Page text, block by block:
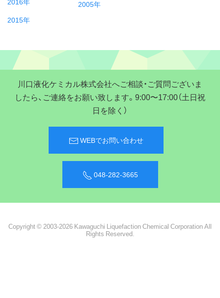
2015年
2005年
川口液化ケミカル株式会社へご相談・ご質問ございま
したら、ご連絡をお願い致します。9:00〜17:00（土日祝
日を除く）
WEBでお問い合わせ
048-282-3665
Copyright © 2003-2026 Kawaguchi Liquefaction Chemical Corporation All
Rights Reserved.